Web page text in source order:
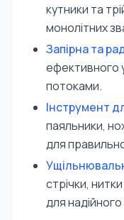
кутники та
монолітних
Запірна та
ефективного
потоками.
Інструмент
паяльники,
для
стрічки,
для